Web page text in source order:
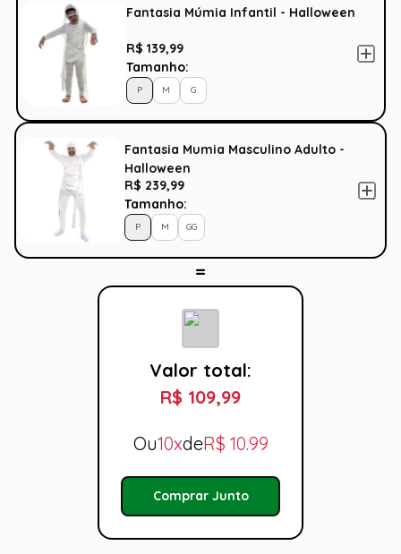
Fantasia Múmia Infantil - Halloween
R$ 139,99
Tamanho:
P M G
Fantasia Mumia Masculino Adulto -
Halloween
R$ 239,99
Tamanho:
P M GG
Valor total:
R$ 109,99
Ou10xdeR$ 10.99
Comprar Junto